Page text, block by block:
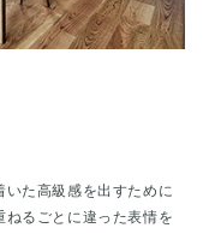
た高級感を出すために
るごとに違った表情を